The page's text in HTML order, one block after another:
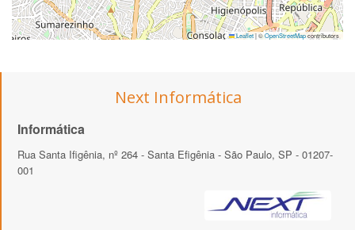
Leaflet|©OpenStreetMapcontributors
Next Informática
Informática
Rua Santa Ifigênia, nº 264 - Santa Efigênia - São Paulo, SP - 01207-
001